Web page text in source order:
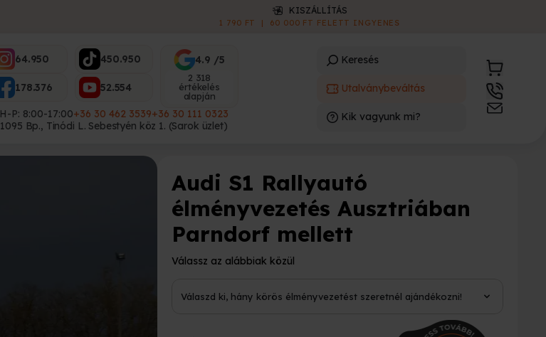
ONLINE E-UTALVÁNY
AZONNAL LETÖLTHETŐ | INGYENES
64.950
178.376
450.950
52.554
4.9 /5
2 318
értékelés
alapján
H-P: 8:00-17:00+36 30 462 3539+36 30 111 0323
1095 Bp., Tinódi L. Sebestyén köz 1. (Sarok üzlet)
Keresés
Utalványbeváltás
Kik vagyunk mi?
Audi S1 Rallyautó
élményvezetés Ausztriában
Parndorf mellett
Válassz az alábbiak közül
Válaszd ki, hány körös élményvezetést szeretnél ajándékozni!